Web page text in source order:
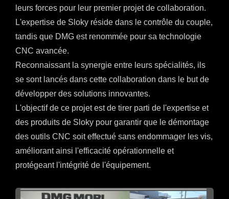
leurs forces pour leur premier projet de collaboration.
L'expertise de Sloky réside dans le contrôle du couple,
tandis que DMG est renommée pour sa technologie
CNC avancée.
Reconnaissant la synergie entre leurs spécialités, ils
se sont lancés dans cette collaboration dans le but de
développer des solutions innovantes.
L'objectif de ce projet est de tirer parti de l'expertise et
des produits de Sloky pour garantir que le démontage
des outils CNC soit effectué sans endommager les vis,
améliorant ainsi l'efficacité opérationnelle et
protégeant l'intégrité de l'équipement.